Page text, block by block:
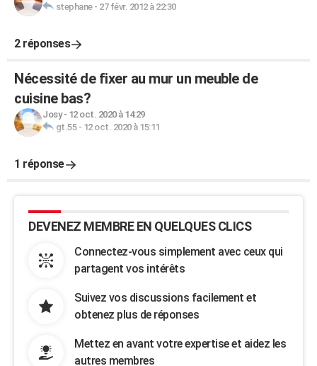
stephane- 27 févr. 2012 à 22:30
2 réponses
Nécessité de fixer au mur un meuble de
cuisine bas?
Josy- 12 oct. 2020 à 14:29
gt.55- 12 oct. 2020 à 15:11
1 réponse
DEVENEZ MEMBRE EN QUELQUES CLICS
Connectez-vous simplement avec ceux qui
partagent vos intérêts
Suivez vos discussions facilement et
obtenez plus de réponses
Mettez en avant votre expertise et aidez les
autres membres